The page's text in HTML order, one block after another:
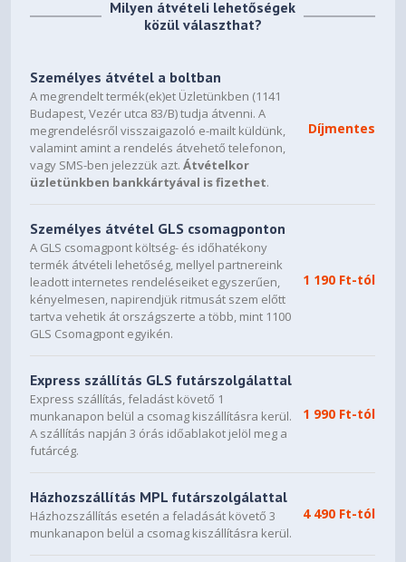
Milyen átvételi lehetőségek
közül választhat?
Személyes átvétel a boltban
A megrendelt termék(ek)et Üzletünkben (1141
Budapest, Vezér utca 83/B) tudja átvenni. A
megrendelésről visszaigazoló e-mailt küldünk,
valamint amint a rendelés átvehető telefonon,
vagy SMS-ben jelezzük azt.Átvételkor
üzletünkben bankkártyával is fizethet.
Díjmentes
Személyes átvétel GLS csomagponton
A GLS csomagpont költség- és időhatékony
termék átvételi lehetőség, mellyel partnereink
leadott internetes rendeléseiket egyszerűen,
kényelmesen, napirendjük ritmusát szem előtt
tartva vehetik át országszerte a több, mint 1100
GLS Csomagpont egyikén.
1 190 Ft-tól
Express szállítás GLS futárszolgálattal
Express szállítás, feladást követő 1
munkanapon belül a csomag kiszállításra kerül.
A szállítás napján 3 órás időablakot jelöl meg a
futárcég.
1 990 Ft-tól
Házhozszállítás MPL futárszolgálattal
Házhozszállítás esetén a feladását követő 3
munkanapon belül a csomag kiszállításra kerül.
4 490 Ft-tól